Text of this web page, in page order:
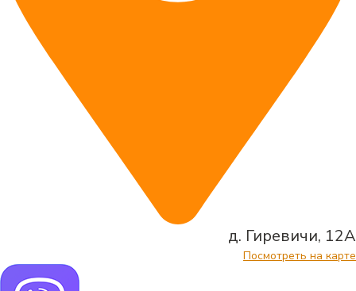
д. Гиревичи, 12А
Посмотреть на карте